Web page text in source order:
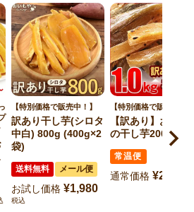
【特別価格で販売中！】
訳あり干し芋(シロタ
中白) 800g (400g×2
袋)
送料無料 メール便
お試し価格 ¥1,980
税込
【特別価格で販売中！
【訳あり】おいも
の干し芋200g×5袋
常温便
通常価格 ¥2,760